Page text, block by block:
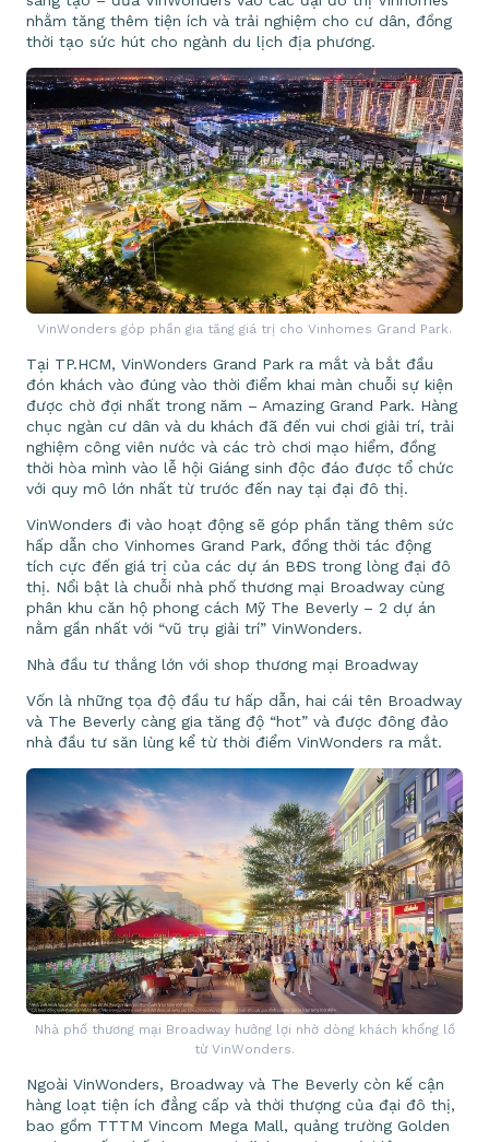
nhằm tăng thêm tiện ích và trải nghiệm cho cư dân, đồng
thời tạo sức hút cho ngành du lịch địa phương.
VinWonders góp phần gia tăng giá trị cho Vinhomes Grand Park.
Tại TP.HCM, VinWonders Grand Park ra mắt và bắt đầu
đón khách vào đúng vào thời điểm khai màn chuỗi sự kiện
được chờ đợi nhất trong năm – Amazing Grand Park. Hàng
chục ngàn cư dân và du khách đã đến vui chơi giải trí, trải
nghiệm công viên nước và các trò chơi mạo hiểm, đồng
thời hòa mình vào lễ hội Giáng sinh độc đáo được tổ chức
với quy mô lớn nhất từ trước đến nay tại đại đô thị.
VinWonders đi vào hoạt động sẽ góp phần tăng thêm sức
hấp dẫn cho Vinhomes Grand Park, đồng thời tác động
tích cực đến giá trị của các dự án BĐS trong lòng đại đô
thị. Nổi bật là chuỗi nhà phố thương mại Broadway cùng
phân khu căn hộ phong cách Mỹ The Beverly – 2 dự án
nằm gần nhất với “vũ trụ giải trí” VinWonders.
Nhà đầu tư thắng lớn với shop thương mại Broadway
Vốn là những tọa độ đầu tư hấp dẫn, hai cái tên Broadway
và The Beverly càng gia tăng độ “hot” và được đông đảo
nhà đầu tư săn lùng kể từ thời điểm VinWonders ra mắt.
Nhà phố thương mại Broadway hưởng lợi nhờ dòng khách khổng lồ
từ VinWonders.
Ngoài VinWonders, Broadway và The Beverly còn kế cận
hàng loạt tiện ích đẳng cấp và thời thượng của đại đô thị,
bao gồm TTTM Vincom Mega Mall, quảng trường Golden